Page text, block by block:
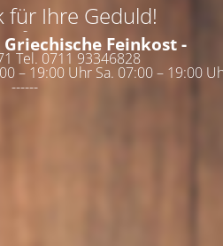
für Ihre Geduld!
-
Feinkost -
Tel. 0711 93346828
– 19:00 Uhr Sa. 07:00 – 19:00
------